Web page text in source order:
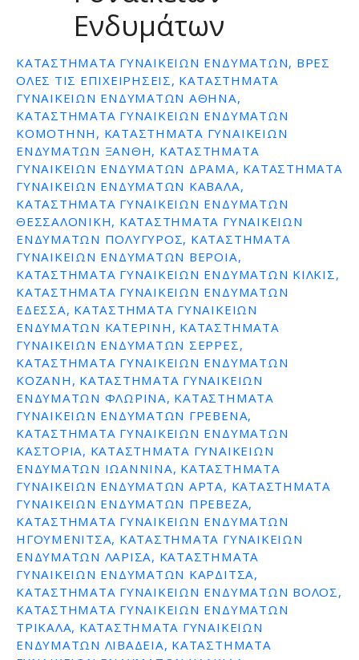
Ενδυμάτων
ΚΑΤΑΣΤΉΜΑΤΑ ΓΥΝΑΙΚΕΊΩΝ ΕΝΔΥΜΆΤΩΝ, ΒΡΕΣ
ΌΛΕΣ ΤΙΣ ΕΠΙΧΕΙΡΉΣΕΙΣ, ΚΑΤΑΣΤΗΜΑΤΑ
ΓΥΝΑΙΚΕΙΩΝ ΕΝΔΥΜΑΤΩΝ ΑΘΗΝΑ,
ΚΑΤΑΣΤΗΜΑΤΑ ΓΥΝΑΙΚΕΙΩΝ ΕΝΔΥΜΑΤΩΝ
ΚΟΜΟΤΗΝΗ, ΚΑΤΑΣΤΗΜΑΤΑ ΓΥΝΑΙΚΕΙΩΝ
ΕΝΔΥΜΑΤΩΝ ΞΑΝΘΗ, ΚΑΤΑΣΤΗΜΑΤΑ
ΓΥΝΑΙΚΕΙΩΝ ΕΝΔΥΜΑΤΩΝ ΔΡΑΜΑ, ΚΑΤΑΣΤΗΜΑΤΑ
ΓΥΝΑΙΚΕΙΩΝ ΕΝΔΥΜΑΤΩΝ ΚΑΒΑΛΑ,
ΚΑΤΑΣΤΗΜΑΤΑ ΓΥΝΑΙΚΕΙΩΝ ΕΝΔΥΜΑΤΩΝ
ΘΕΣΣΑΛΟΝΙΚΗ, ΚΑΤΑΣΤΗΜΑΤΑ ΓΥΝΑΙΚΕΙΩΝ
ΕΝΔΥΜΑΤΩΝ ΠΟΛΥΓΥΡΟΣ, ΚΑΤΑΣΤΗΜΑΤΑ
ΓΥΝΑΙΚΕΙΩΝ ΕΝΔΥΜΑΤΩΝ ΒΕΡΟΙΑ,
ΚΑΤΑΣΤΗΜΑΤΑ ΓΥΝΑΙΚΕΙΩΝ ΕΝΔΥΜΑΤΩΝ ΚΙΛΚΙΣ,
ΚΑΤΑΣΤΗΜΑΤΑ ΓΥΝΑΙΚΕΙΩΝ ΕΝΔΥΜΑΤΩΝ
ΕΔΕΣΣΑ, ΚΑΤΑΣΤΗΜΑΤΑ ΓΥΝΑΙΚΕΙΩΝ
ΕΝΔΥΜΑΤΩΝ ΚΑΤΕΡΙΝΗ, ΚΑΤΑΣΤΗΜΑΤΑ
ΓΥΝΑΙΚΕΙΩΝ ΕΝΔΥΜΑΤΩΝ ΣΕΡΡΕΣ,
ΚΑΤΑΣΤΗΜΑΤΑ ΓΥΝΑΙΚΕΙΩΝ ΕΝΔΥΜΑΤΩΝ
ΚΟΖΑΝΗ, ΚΑΤΑΣΤΗΜΑΤΑ ΓΥΝΑΙΚΕΙΩΝ
ΕΝΔΥΜΑΤΩΝ ΦΛΩΡΙΝΑ, ΚΑΤΑΣΤΗΜΑΤΑ
ΓΥΝΑΙΚΕΙΩΝ ΕΝΔΥΜΑΤΩΝ ΓΡΕΒΕΝΑ,
ΚΑΤΑΣΤΗΜΑΤΑ ΓΥΝΑΙΚΕΙΩΝ ΕΝΔΥΜΑΤΩΝ
ΚΑΣΤΟΡΙΑ, ΚΑΤΑΣΤΗΜΑΤΑ ΓΥΝΑΙΚΕΙΩΝ
ΕΝΔΥΜΑΤΩΝ ΙΩΑΝΝΙΝΑ, ΚΑΤΑΣΤΗΜΑΤΑ
ΓΥΝΑΙΚΕΙΩΝ ΕΝΔΥΜΑΤΩΝ ΑΡΤΑ, ΚΑΤΑΣΤΗΜΑΤΑ
ΓΥΝΑΙΚΕΙΩΝ ΕΝΔΥΜΑΤΩΝ ΠΡΕΒΕΖΑ,
ΚΑΤΑΣΤΗΜΑΤΑ ΓΥΝΑΙΚΕΙΩΝ ΕΝΔΥΜΑΤΩΝ
ΗΓΟΥΜΕΝΙΤΣΑ, ΚΑΤΑΣΤΗΜΑΤΑ ΓΥΝΑΙΚΕΙΩΝ
ΕΝΔΥΜΑΤΩΝ ΛΑΡΙΣΑ, ΚΑΤΑΣΤΗΜΑΤΑ
ΓΥΝΑΙΚΕΙΩΝ ΕΝΔΥΜΑΤΩΝ ΚΑΡΔΙΤΣΑ,
ΚΑΤΑΣΤΗΜΑΤΑ ΓΥΝΑΙΚΕΙΩΝ ΕΝΔΥΜΑΤΩΝ ΒΟΛΟΣ,
ΚΑΤΑΣΤΗΜΑΤΑ ΓΥΝΑΙΚΕΙΩΝ ΕΝΔΥΜΑΤΩΝ
ΤΡΙΚΑΛΑ, ΚΑΤΑΣΤΗΜΑΤΑ ΓΥΝΑΙΚΕΙΩΝ
ΕΝΔΥΜΑΤΩΝ ΛΙΒΑΔΕΙΑ, ΚΑΤΑΣΤΗΜΑΤΑ